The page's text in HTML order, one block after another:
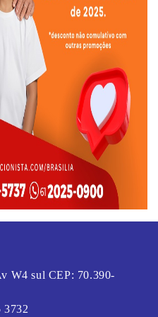
W4 sul CEP: 70.390-
3732